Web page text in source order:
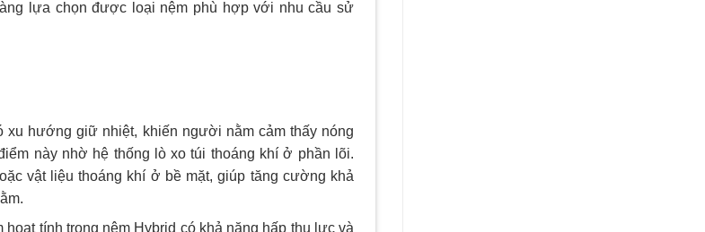
lựa chọn được loại nệm phù hợp với nhu cầu sử
xu hướng giữ nhiệt, khiến người nằm cảm thấy nóng
này nhờ hệ thống lò xo túi thoáng khí ở phần lõi.
vật liệu thoáng khí ở bề mặt, giúp tăng cường khả
hoạt tính trong nệm Hybrid có khả năng hấp thụ lực và